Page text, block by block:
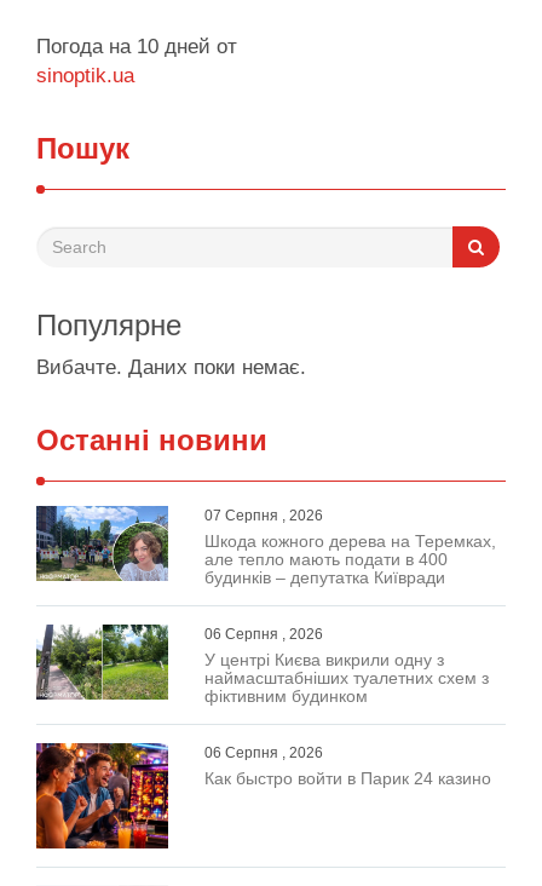
Погода на 10 дней от
sinoptik.ua
Пошук
Популярне
Вибачте. Даних поки немає.
Останні новини
07 Серпня , 2026
Шкода кожного дерева на Теремках,
але тепло мають подати в 400
будинків – депутатка Київради
06 Серпня , 2026
У центрі Києва викрили одну з
наймасштабніших туалетних схем з
фіктивним будинком
06 Серпня , 2026
Как быстро войти в Парик 24 казино